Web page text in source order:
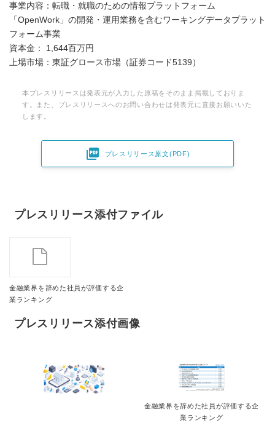
事業内容：転職・就職のための情報プラットフォーム
「OpenWork」の開発・運用業務を含むワーキングデータプラット
フォーム事業
資本金： 1,644百万円
上場市場：東証グロース市場（証券コード5139）
本プレスリリースは発表元が入力した原稿をそのまま掲載しておりま
す。また、プレスリリースへのお問い合わせは発表元に直接お願いいた
します。
 プレスリリース原文(PDF)
プレスリリース添付ファイル
金融業界を辞めた社員が評価する企
業ランキング
プレスリリース添付画像
金融業界を辞めた社員が評価する企
業ランキング